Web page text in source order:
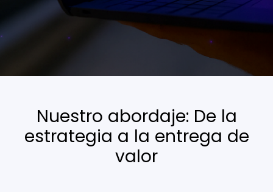
Nuestro abordaje: De la
estrategia a la entrega de
valor